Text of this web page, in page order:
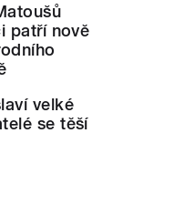
patří nově
velké
se těší